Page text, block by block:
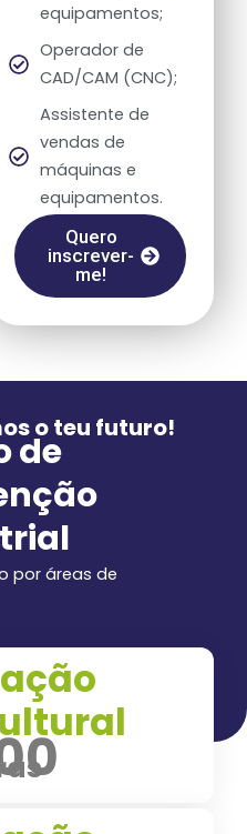
equipamentos;
Operador de
CAD/CAM (CNC);
Assistente de
vendas de
máquinas e
equipamentos.
Quero
inscrever-
me!
o teu futuro!
de
por áreas de